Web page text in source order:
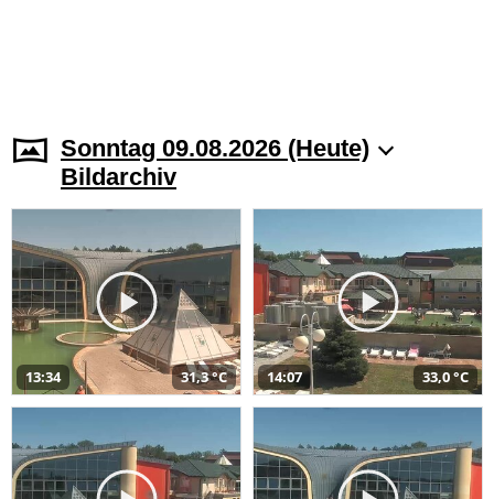
Sonntag 09.08.2026 (Heute)
Bildarchiv
13:34 31,3 °C 14:07 33,0 °C